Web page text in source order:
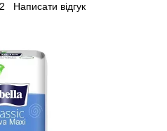
Написати відгук